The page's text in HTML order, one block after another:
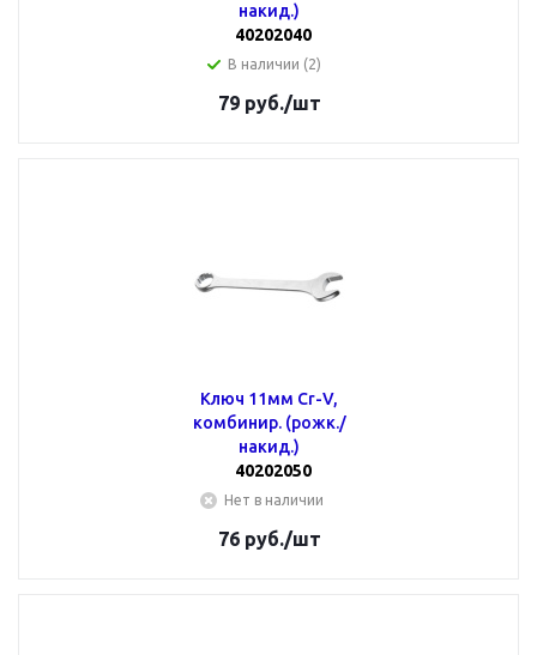
накид.)
40202040
В наличии (2)
79руб./шт
Ключ 11мм Cr-V,
комбинир. (рожк./
накид.)
40202050
Нет в наличии
76руб./шт